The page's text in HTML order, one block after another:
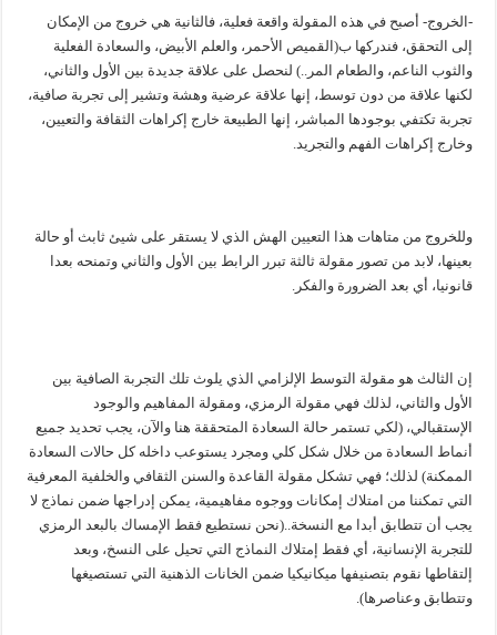
-الخروج- أصبح في هذه المقولة واقعة فعلية، فالثانية هي خروج من الإمكان
إلى التحقق، فندركها ب(القميص الأحمر، والعلم الأبيض، والسعادة الفعلية
والثوب الناعم، والطعام المر..) لنحصل على علاقة جديدة بين الأول والثاني،
لكنها علاقة من دون توسط، إنها علاقة عرضية وهشة وتشير إلى تجربة صافية،
تجربة تكتفي بوجودها المباشر، إنها الطبيعة خارج إكراهات الثقافة والتعيين،
وخارج إكراهات الفهم والتجريد.
وللخروج من متاهات هذا التعيين الهش الذي لا يستقر على شيئ ثابث أو حالة
بعينها، لابد من تصور مقولة ثالثة تبرر الرابط بين الأول والثاني وتمنحه بعدا
قانونيا، أي بعد الضرورة والفكر.
إن الثالث هو مقولة التوسط الإلزامي الذي يلوث تلك التجربة الصافية بين
الأول والثاني، لذلك فهي مقولة الرمزي، ومقولة المفاهيم والوجود
الإستقبالي، (لكي تستمر حالة السعادة المتحققة هنا والآن، يجب تحديد جميع
أنماط السعادة من خلال شكل كلي ومجرد يستوعب داخله كل حالات السعادة
الممكنة) لذلك؛ فهي تشكل مقولة القاعدة والسنن الثقافي والخلفية المعرفية
التي تمكننا من امتلاك إمكانات ووجوه مفاهيمية، يمكن إدراجها ضمن نماذج لا
يجب أن تتطابق أبدا مع النسخة..(نحن نستطيع فقط الإمساك بالبعد الرمزي
للتجربة الإنسانية، أي فقط إمتلاك النماذج التي تحيل على النسخ، وبعد
إلتقاطها نقوم بتصنيفها ميكانيكيا ضمن الخانات الذهنية التي تستصيغها
وتتطابق وعناصرها).